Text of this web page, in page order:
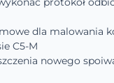
dla malowania
C5-M
nowego